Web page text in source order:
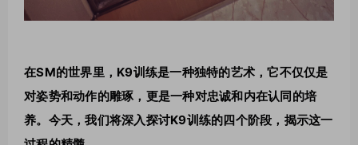
在SM的世界里，K9训练是一种独特的艺术，它不仅仅是
对姿势和动作的雕琢，更是一种对忠诚和内在认同的培
养。今天，我们将深入探讨K9训练的四个阶段，揭示这一